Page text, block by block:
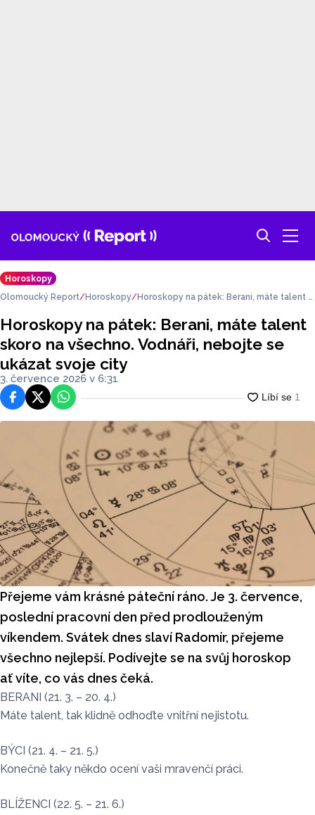
Horoskopy
Olomoucký Report
Horoskopy
Horoskopy na pátek: Berani, máte talent s
at svoje city
Horoskopy na pátek: Berani, máte talent
skoro na všechno. Vodnáři, nebojte se
ukázat svoje city
3. července 2026 v 6:31
FacebookPlatforma X
WhatsApp
Přejeme vám krásné páteční ráno. Je 3. července,
poslední pracovní den před prodlouženým
víkendem. Svátek dnes slaví Radomír, přejeme
všechno nejlepší. Podívejte se na svůj horoskop
ať víte, co vás dnes čeká.
BERANI (21. 3. – 20. 4.)
Máte talent, tak klidně odhoďte vnitřní nejistotu.
BÝCI (21. 4. – 21. 5.)
Konečně taky někdo ocení vaši mravenčí práci.
BLÍŽENCI (22. 5. – 21. 6.)